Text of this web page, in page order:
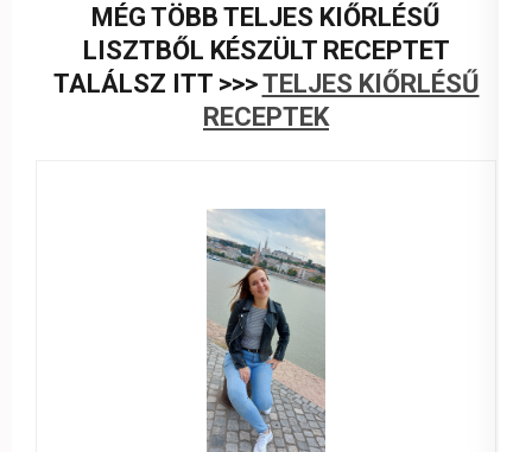
MÉG TÖBB TELJES KIŐRLÉSŰ
LISZTBŐL KÉSZÜLT RECEPTET
TALÁLSZ ITT >>>TELJES KIŐRLÉSŰ
RECEPTEK